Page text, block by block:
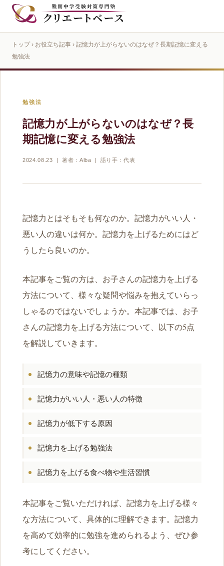
トップ› お役立ち記事 › 記憶力が上がらないのはなぜ？長期記憶に変える
勉強法
勉強法
記憶力が上がらないのはなぜ？長
期記憶に変える勉強法
2024.08.23 | 著者：Alba | 語り手：代表
記憶力とはそもそも何なのか。記憶力がいい人・
悪い人の違いは何か。記憶力を上げるためにはど
うしたら良いのか。
本記事をご覧の方は、お子さんの記憶力を上げる
方法について、様々な疑問や悩みを抱えていらっ
しゃるのではないでしょうか。本記事では、お子
さんの記憶力を上げる方法について、以下の5点
を解説していきます。
記憶力の意味や記憶の種類
記憶力がいい人・悪い人の特徴
記憶力が低下する原因
記憶力を上げる勉強法
記憶力を上げる食べ物や生活習慣
本記事をご覧いただければ、記憶力を上げる様々
な方法について、具体的に理解できます。記憶力
を高めて効率的に勉強を進められるよう、ぜひ参
考にしてください。